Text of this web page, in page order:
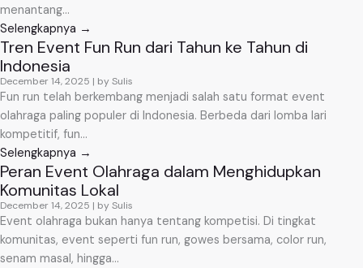
menantang...
Selengkapnya →
Tren Event Fun Run dari Tahun ke Tahun di
Indonesia
December 14, 2025 | by Sulis
Fun run telah berkembang menjadi salah satu format event
olahraga paling populer di Indonesia. Berbeda dari lomba lari
kompetitif, fun...
Selengkapnya →
Peran Event Olahraga dalam Menghidupkan
Komunitas Lokal
December 14, 2025 | by Sulis
Event olahraga bukan hanya tentang kompetisi. Di tingkat
komunitas, event seperti fun run, gowes bersama, color run,
senam masal, hingga...